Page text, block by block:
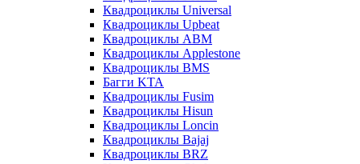
Квадроциклы Universal
Квадроциклы Upbeat
Квадроциклы ABM
Квадроциклы Applestone
Квадроциклы BMS
Багги KTA
Квадроциклы Fusim
Квадроциклы Hisun
Квадроциклы Loncin
Квадроциклы Bajaj
Квадроциклы BRZ